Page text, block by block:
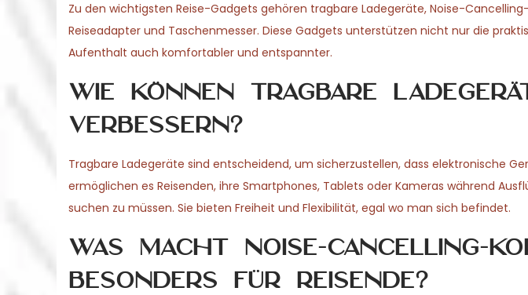
Zu den wichtigsten Reise-Gadgets gehören tragbare Ladegeräte, Noise-
Reiseadapter und Taschenmesser. Diese Gadgets unterstützen nicht nur die
Aufenthalt auch komfortabler und entspannter.
Wie können tragbare
verbessern?
Tragbare Ladegeräte sind entscheidend, um sicherzustellen, dass elektronische
ermöglichen es Reisenden, ihre Smartphones, Tablets oder Kameras während
suchen zu müssen. Sie bieten Freiheit und Flexibilität, egal wo man sich befindet.
Was macht Noise-Cancelling-
besonders für Reisende?